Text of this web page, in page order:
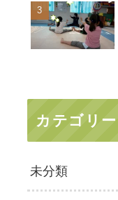
カテゴリー
未分類